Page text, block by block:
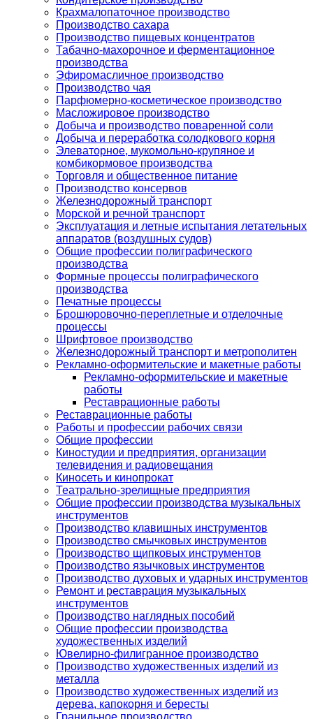
Крахмалопаточное производство
Производство сахара
Производство пищевых концентратов
Табачно-махорочное и ферментационное
производства
Эфиромасличное производство
Производство чая
Парфюмерно-косметическое производство
Масложировое производство
Добыча и производство поваренной соли
Добыча и переработка солодкового корня
Элеваторное, мукомольно-крупяное и
комбикормовое производства
Торговля и общественное питание
Производство консервов
Железнодорожный транспорт
Морской и речной транспорт
Эксплуатация и летные испытания летательных
аппаратов (воздушных судов)
Общие профессии полиграфического
производства
Формные процессы полиграфического
производства
Печатные процессы
Брошюровочно-переплетные и отделочные
процессы
Шрифтовое производство
Железнодорожный транспорт и метрополитен
Рекламно-оформительские и макетные работы
Рекламно-оформительские и макетные
работы
Реставрационные работы
Реставрационные работы
Работы и профессии рабочих связи
Общие профессии
Киностудии и предприятия, организации
телевидения и радиовещания
Киносеть и кинопрокат
Театрально-зрелищные предприятия
Общие профессии производства музыкальных
инструментов
Производство клавишных инструментов
Производство смычковых инструментов
Производство щипковых инструментов
Производство язычковых инструментов
Производство духовых и ударных инструментов
Ремонт и реставрация музыкальных
инструментов
Производство наглядных пособий
Общие профессии производства
художественных изделий
Ювелирно-филигранное производство
Производство художественных изделий из
металла
Производство художественных изделий из
дерева, капокорня и бересты
Гранильное производство